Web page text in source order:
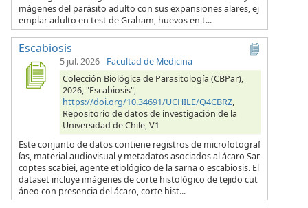
mágenes del parásito adulto con sus expansiones alares, ej
emplar adulto en test de Graham, huevos en t...
Escabiosis
5 jul. 2026- Facultad de Medicina
Colección Biológica de Parasitología (CBPar),
2026, "Escabiosis",
https://doi.org/10.34691/UCHILE/Q4CBRZ,
Repositorio de datos de investigación de la
Universidad de Chile, V1
Este conjunto de datos contiene registros de microfotograf
ías, material audiovisual y metadatos asociados al ácaro Sar
coptes scabiei, agente etiológico de la sarna o escabiosis. El
dataset incluye imágenes de corte histológico de tejido cut
áneo con presencia del ácaro, corte hist...